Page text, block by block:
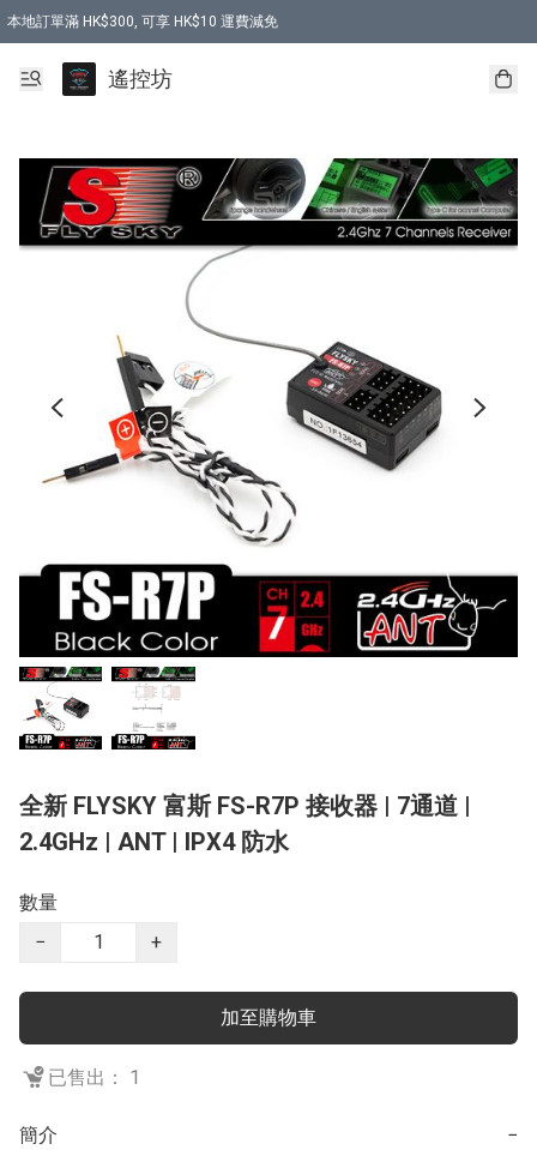
本地訂單滿 HK$300, 可享 HK$10 運費減免
購買 7.6V 6500mah 70C 電池 送 7.6V USB充電器
遙控坊
全新 FLYSKY 富斯 FS-R7P 接收器 | 7通道 |
2.4GHz | ANT | IPX4 防水
數量
−
+
加至購物車
已售出： 1
簡介 −